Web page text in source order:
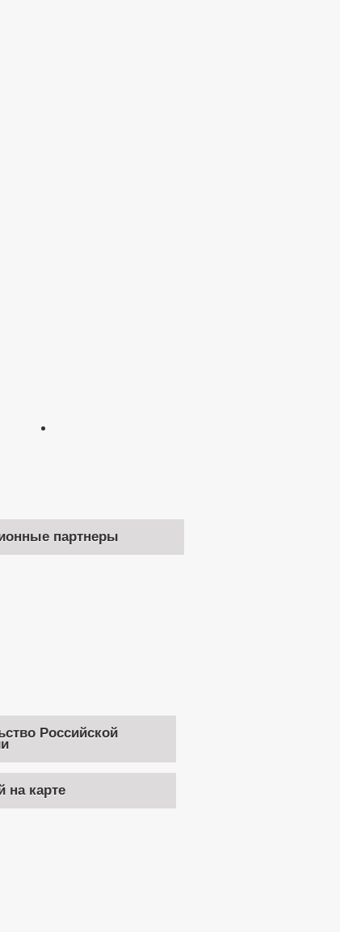
партнеры
Российской
на карте